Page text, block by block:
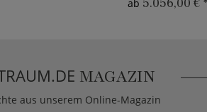
ab 5.056,00 € *
MAGAZIN
aus unserem Online-Magazin